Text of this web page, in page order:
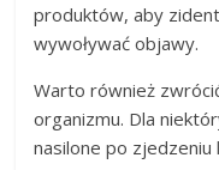
produktów, aby
wywoływać objawy.
Warto również
organizmu. Dla
nasilone po zjedzeniu